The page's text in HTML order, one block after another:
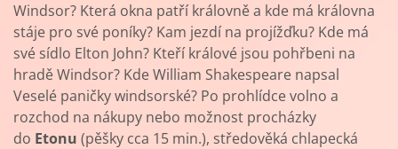
Windsor? Která okna patří královně a kde má královna
stáje pro své poníky? Kam jezdí na projížďku? Kde má
své sídlo Elton John? Kteří králové jsou pohřbeni na
hradě Windsor? Kde William Shakespeare napsal
Veselé paničky windsorské? Po prohlídce volno a
rozchod na nákupy nebo možnost procházky
do Etonu (pěšky cca 15 min.), středověká chlapecká